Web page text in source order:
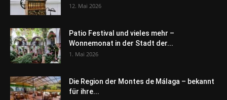
12. Mai 2026
Patio Festival und vieles mehr –
Wonnemonat in der Stadt der...
1. Mai 2026
Die Region der Montes de Málaga – bekannt
für ihre...